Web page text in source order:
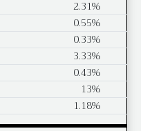
2.31%
0.55%
0.33%
3.33%
0.43%
13%
1.18%